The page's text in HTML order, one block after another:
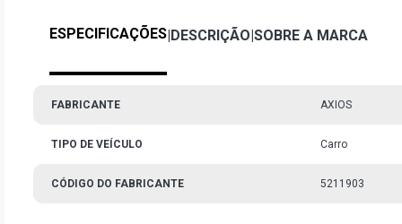
ESPECIFICAÇÕES|DESCRIÇÃO|SOBRE A MARCA
FABRICANTE AXIOS
TIPO DE VEÍCULO Carro
CÓDIGO DO FABRICANTE 5211903